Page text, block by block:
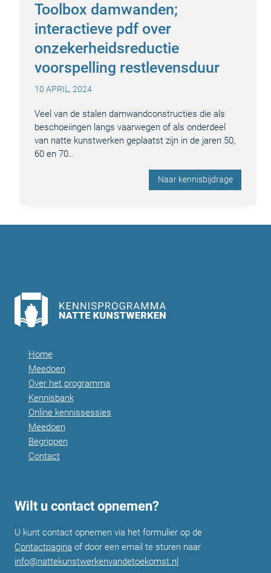
Toolbox damwanden;
interactieve pdf over
onzekerheidsreductie
voorspelling restlevensduur
10 APRIL, 2024
Veel van de stalen damwandconstructies die als
beschoeiingen langs vaarwegen of als onderdeel
van natte kunstwerken geplaatst zijn in de jaren 50,
60 en 70…
Naar kennisbijdrage
Home
Meedoen
Over het programma
Kennisbank
Online kennissessies
Meedoen
Begrippen
Contact
Wilt u contact opnemen?
U kunt contact opnemen via het formulier op de
Contactpagina of door een email te sturen naar
info@nattekunstwerkenvandetoekomst.nl